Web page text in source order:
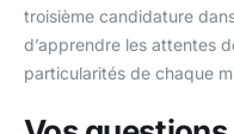
troisième candidature
d’apprendre les attentes
particularités de chaque